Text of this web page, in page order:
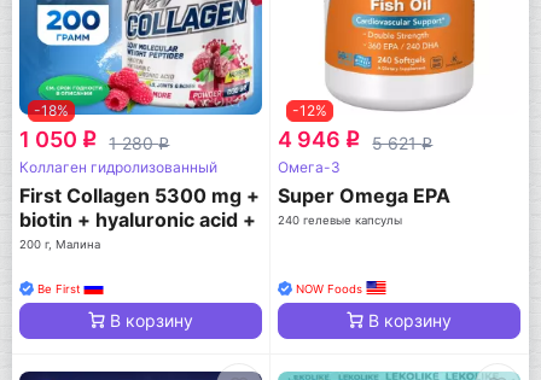
-18%
1 050 q 1 280q
Коллаген гидролизованный
First Collagen 5300 mg +
biotin + hyaluronic acid +
vitamin C
200 г, Малина
Be First
В корзину
-12%
4 946 q 5 621q
Омега-3
Super Omega EPA
240 гелевые капсулы
NOW Foods
В корзину